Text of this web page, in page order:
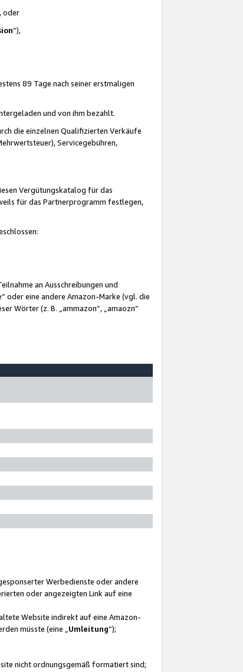
oder
“),
89 Tage nach seiner erstmaligen
und von ihm bezahlt.
die einzelnen Qualifizierten Verkäufe
Servicegebühren,
Vergütungskatalog für das
für das Partnerprogramm festlegen,
an Ausschreibungen und
oder eine andere Amazon-Marke (vgl. die
Wörter (z. B. „ammazon“, „amaozn“
Werbedienste oder andere
oder angezeigten Link auf eine
Website indirekt auf eine Amazon-
müsste (eine „ Umleitung“);
nicht ordnungsgemäß formatiert sind;